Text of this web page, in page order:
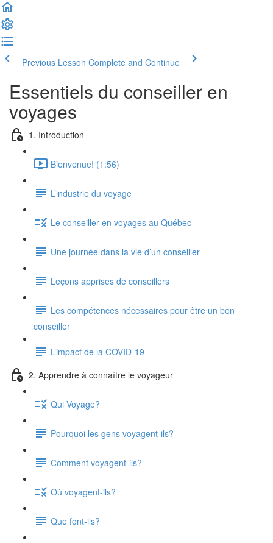
Previous Lesson Complete and Continue
Essentiels du conseiller en
voyages
1. Introduction
Bienvenue! (1:56)
L’industrie du voyage
Le conseiller en voyages au Québec
Une journée dans la vie d’un conseiller
Leçons apprises de conseillers
Les compétences nécessaires pour être un bon
conseiller
L’impact de la COVID-19
2. Apprendre à connaître le voyageur
Qui Voyage?
Pourquoi les gens voyagent-ils?
Comment voyagent-ils?
Où voyagent-ils?
Que font-ils?